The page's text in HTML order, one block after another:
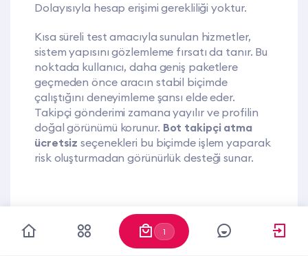
Dolayısıyla hesap erişimi gerekliliği yoktur.
Kısa süreli test amacıyla sunulan hizmetler,
sistem yapısını gözlemleme fırsatı da tanır. Bu
noktada kullanıcı, daha geniş paketlere
geçmeden önce aracın stabil biçimde
çalıştığını deneyimleme şansı elde eder.
Takipçi gönderimi zamana yayılır ve profilin
doğal görünümü korunur. Bot takipçi atma
ücretsiz seçenekleri bu biçimde işlem yaparak
risk oluşturmadan görünürlük desteği sunar.
Organik Instagram Takipçi
Yükseltme Yolları
1